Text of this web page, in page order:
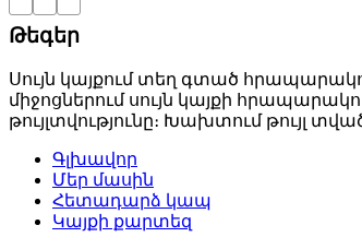
Թեգեր
Սույն կայքում տեղ գտած
միջոցներում սույն կայքի
թույլտվությունը։ Խախտում թույլ
Գլխավոր
Մեր մասին
Հետադարձ կապ
Կայքի քարտեզ